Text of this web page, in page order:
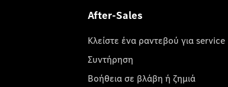
After-Sales
Κλείστε ένα ραντεβού για service
Συντήρηση
Βοήθεια σε βλάβη ή ζημιά